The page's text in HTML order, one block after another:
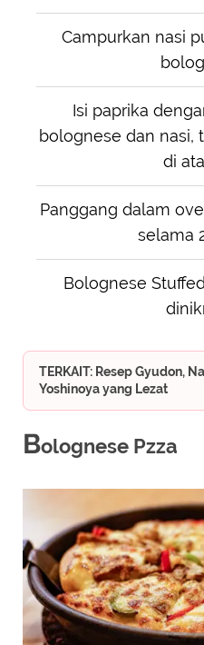
Campurkan nasi
Isi paprika
bolognese dan nasi,
di
Panggang dalam
selama
Bolognese
TERKAIT: Resep Gyudon,
Yoshinoya yang Lezat
Bolognese Pzza